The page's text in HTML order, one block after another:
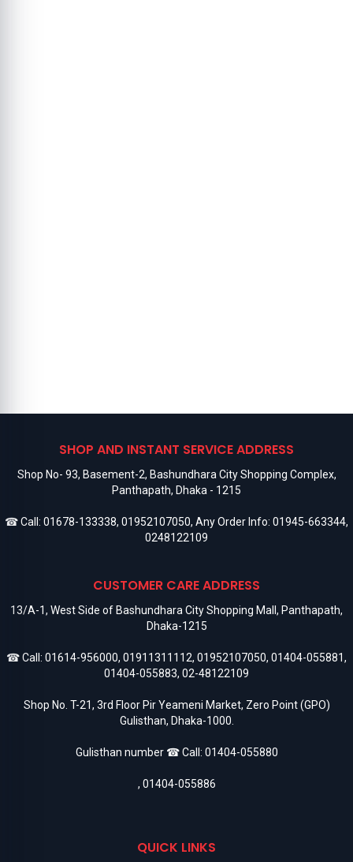
SHOP AND INSTANT SERVICE ADDRESS
Shop No- 93, Basement-2, Bashundhara City Shopping Complex,
Panthapath, Dhaka - 1215
☎ Call: 01678-133338, 01952107050, Any Order Info: 01945-663344,
0248122109
CUSTOMER CARE ADDRESS
13/A-1, West Side of Bashundhara City Shopping Mall, Panthapath,
Dhaka-1215
☎ Call: 01614-956000, 01911311112, 01952107050, 01404-055881,
01404-055883, 02-48122109
Shop No. T-21, 3rd Floor Pir Yeameni Market, Zero Point (GPO)
Gulisthan, Dhaka-1000.
Gulisthan number ☎ Call: 01404-055880
, 01404-055886
QUICK LINKS